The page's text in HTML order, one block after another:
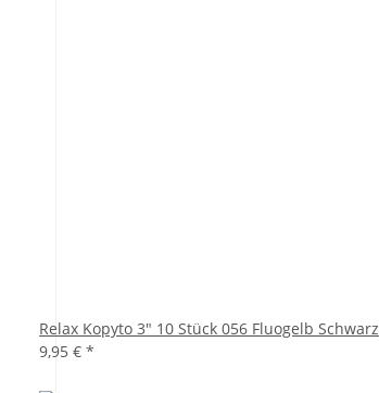
Relax Kopyto 3" 10 Stück 056 Fluogelb Schwarz
9,95 €*